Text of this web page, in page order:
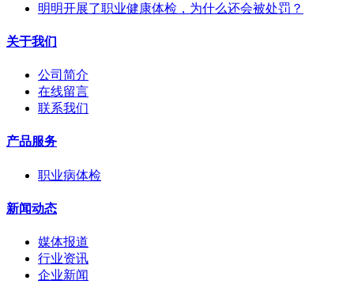
明明开展了职业健康体检，为什么还会被处罚？
关于我们
公司简介
在线留言
联系我们
产品服务
职业病体检
新闻动态
媒体报道
行业资讯
企业新闻